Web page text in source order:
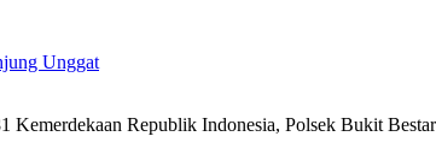
Unggat
Republik Indonesia, Polsek Bukit